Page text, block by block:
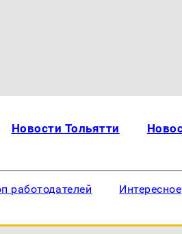
Новости Тольятти
работодателей Интересное